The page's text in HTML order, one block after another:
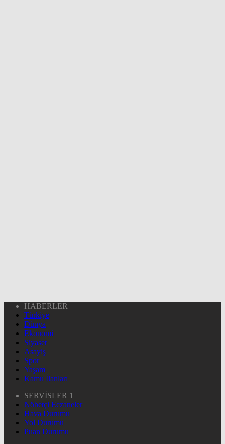
HABERLER
Türkiye
Dünya
Ekonomi
Siyaset
Asayiş
Spor
Yaşam
Kamu İlanları
SERVİSLER 1
Nöbetçi Eczaneler
Hava Durumu
Yol Durumu
Puan Durumu